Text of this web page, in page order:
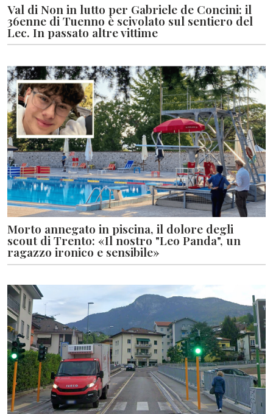
Val di Non in lutto per Gabriele de Concini: il
36enne di Tuenno è scivolato sul sentiero del
Lec. In passato altre vittime
Morto annegato in piscina, il dolore degli
scout di Trento: «Il nostro "Leo Panda", un
ragazzo ironico e sensibile»